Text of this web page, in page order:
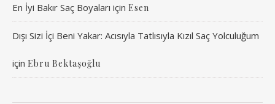
En İyi Bakır Saç Boyaları için Esen
Dışı Sizi İçi Beni Yakar: Acısıyla Tatlısıyla Kızıl Saç Yolculuğum
için Ebru Bektaşoğlu